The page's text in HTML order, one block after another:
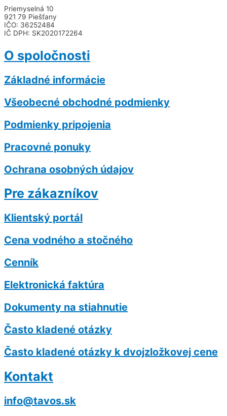
Priemyselná 10
921 79 Piešťany
IČO: 36252484
IČ DPH: SK2020172264
O spoločnosti
Základné informácie
Všeobecné obchodné podmienky
Podmienky pripojenia
Pracovné ponuky
Ochrana osobných údajov
Pre zákazníkov
Klientský portál
Cena vodného a stočného
Cenník
Elektronická faktúra
Dokumenty na stiahnutie
Často kladené otázky
Často kladené otázky k dvojzložkovej cene
Kontakt
info@tavos.sk